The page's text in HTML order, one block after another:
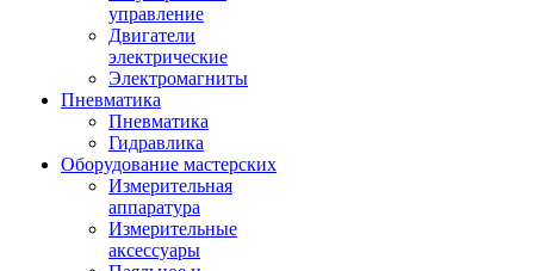
управление
Двигатели
электрические
Электромагниты
Пневматика
Пневматика
Гидравлика
Оборудование мастерских
Измерительная
аппаратура
Измерительные
аксессуары